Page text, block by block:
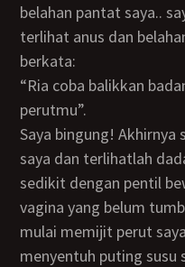
belahan pantat saya..
terlihat anus dan
berkata:
“Ria coba balikkan badanmu supaya ayah bisa memijit
perutmu”.
Saya bingung! Akhirnya saya membalikkan badan
saya dan terlihatlah
sedikit dengan pentil
vagina yang belum
mulai memijit perut
menyentuh puting susu